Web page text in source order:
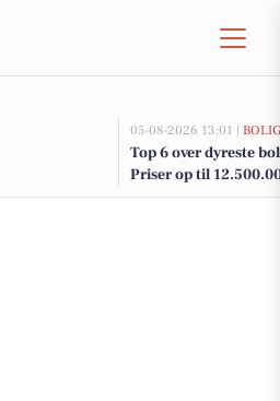
05-08-2026 13:01 |
Top 6 over dyreste
Priser op til